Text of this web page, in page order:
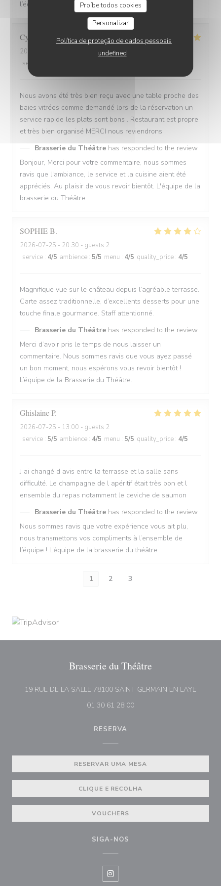
Proíbe todos cookies
Personalizar
Política de proteção de dados pessoais
undefined
l’équipe ! L’équipe de la brasserie du théâtre
Cyrille
2026-07-25
- 20:30 - guests 2
service
Nous avons été très bien reçu avec une table proche des
baies vitrées comme demandé lors de la réservation un
service rapide les plats sont bons . Restaurant est propre
et très bien organisé MERCI nous reviendrons
Brasserie du Théâtre has responded to the review
Bonjour, Merci pour votre commentaire, nous sommes
ravis que l'ambiance, le service et la cuisine aient été
appréciés. Au plaisir de vous revoir bientôt. L'équipe de la
brasserie du Théâtre
SOPHIEB
2026-07-25 - 20:30 - guests 2
service : 4/5 ambience : 5/5 menu : 4/5 quality_price : 4/5
Magnifique vue sur le château depuis l’agréable terrasse.
Carte assez traditionnelle, d’excellents desserts pour une
touche finale gourmande. Staff attentionné.
Brasserie du Théâtre has responded to the review
Merci d’avoir pris le temps de nous laisser un
commentaire. Nous sommes ravis que vous ayez passé
un bon moment, nous espérons vous revoir bientôt !
L’équipe de la Brasserie du Théâtre.
GhislaineP
2026-07-25 - 13:00 - guests 2
service : 5/5 ambience : 4/5 menu : 5/5 quality_price : 4/5
J ai changé d avis entre la terrasse et la salle sans
difficulté. Le champagne de l apéritif était très bon et l
ensemble du repas notamment le ceviche de saumon
Brasserie du Théâtre has responded to the review
Nous sommes ravis que votre expérience vous ait plu,
nous transmettons vos compliments à l’ensemble de
l’équipe ! L’équipe de la brasserie du théâtre
1 2 3
Brasserie du Théâtre
19 RUE DE LA SALLE 78100 SAINT GERMAIN EN LAYE
01 30 61 28 00
RESERVA
RESERVAR UMA MESA
CLIQUE E RECOLHA
VOUCHERS
SIGA-NOS
Instagram ((abre numa nova